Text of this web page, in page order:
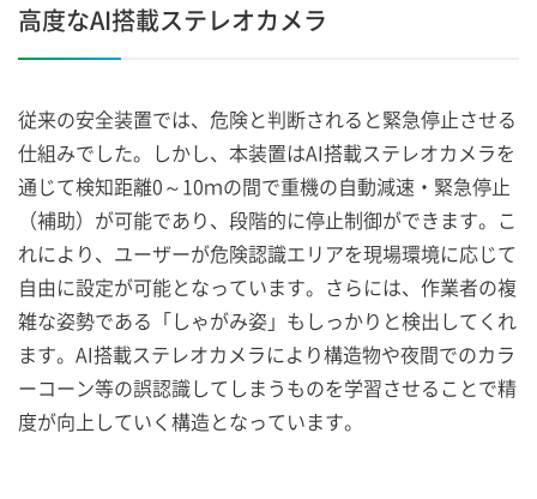
高度なAI搭載ステレオカメラ
従来の安全装置では、危険と判断されると緊急停止させる
仕組みでした。しかし、本装置はAI搭載ステレオカメラを
通じて検知距離0～10ｍの間で重機の自動減速・緊急停止
（補助）が可能であり、段階的に停止制御ができます。こ
れにより、ユーザーが危険認識エリアを現場環境に応じて
自由に設定が可能となっています。さらには、作業者の複
雑な姿勢である「しゃがみ姿」もしっかりと検出してくれ
ます。AI搭載ステレオカメラにより構造物や夜間でのカラ
ーコーン等の誤認識してしまうものを学習させることで精
度が向上していく構造となっています。